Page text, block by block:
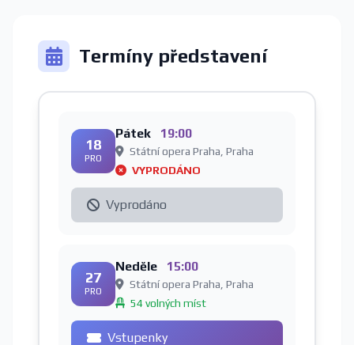
Termíny představení
18
PRO
Pátek 19:00
Státní opera Praha, Praha
VYPRODÁNO
Vyprodáno
27
PRO
Neděle 15:00
Státní opera Praha, Praha
54 volných míst
Vstupenky